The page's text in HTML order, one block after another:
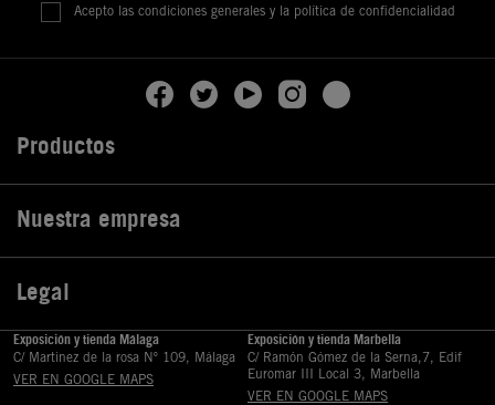
Acepto las condiciones generales y la política de confidencialidad
Productos
Nuestra empresa
Legal
Exposición y tienda Málaga
C/ Martinez de la rosa Nº 109, Málaga
VER EN GOOGLE MAPS
Exposición y tienda Marbella
C/ Ramón Gómez de la Serna,7, Edif
Euromar III Local 3, Marbella
VER EN GOOGLE MAPS